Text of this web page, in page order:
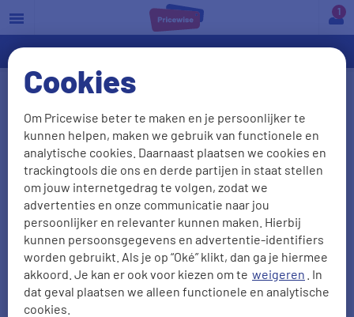
Cookies
Om Pricewise beter te maken en je persoonlijker te
kunnen helpen, maken we gebruik van functionele en
analytische cookies. Daarnaast plaatsen we cookies en
trackingtools die ons en derde partijen in staat stellen
om jouw internetgedrag te volgen, zodat we
advertenties en onze communicatie naar jou
persoonlijker en relevanter kunnen maken. Hierbij
kunnen persoonsgegevens en advertentie-identifiers
worden gebruikt. Als je op “Oké” klikt, dan ga je hiermee
akkoord. Je kan er ook voor kiezen om te weigeren . In
dat geval plaatsen we alleen functionele en analytische
cookies.
a
ons?
We waarderen het als onze klanten vertellen wat ze
van ons vinden. Het liefst zien we natuurlijk dat je
tevreden bent, maar ook kritiek is welkom: daar
leren we van! Zo kunnen we je in de toekomst
alleen maar beter van dienst zijn. Hieronder lees je
41279ervaringen met onze vergelijkers.